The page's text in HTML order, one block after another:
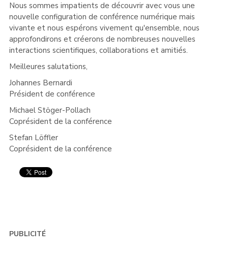
Nous sommes impatients de découvrir avec vous une
nouvelle configuration de conférence numérique mais
vivante et nous espérons vivement qu'ensemble, nous
approfondirons et créerons de nombreuses nouvelles
interactions scientifiques, collaborations et amitiés.
Meilleures salutations,
Johannes Bernardi
Président de conférence
Michael Stöger-Pollach
Coprésident de la conférence
Stefan Löffler
Coprésident de la conférence
PUBLICITÉ